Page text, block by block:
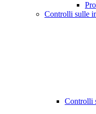
Controlli sulle
Controlli